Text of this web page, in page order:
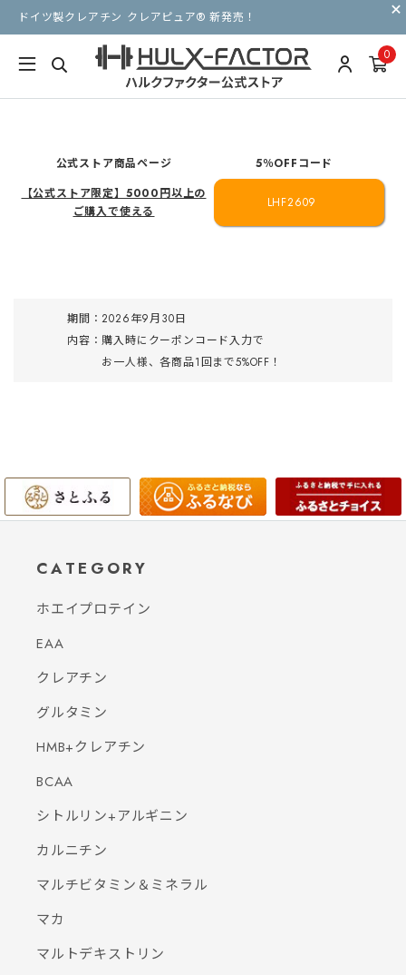
ドイツ製クレアチン クレアピュア® 新発売！
0
公式ストア商品ページ
5％OFFコード
【公式ストア限定】5000円以上の
ご購入で使える
LHF2609
期間：2026年9月30日
内容：購入時にクーポンコード入力で
お一人様、各商品1回まで5%OFF！
CATEGORY
ホエイプロテイン
EAA
クレアチン
グルタミン
HMB+クレアチン
BCAA
シトルリン+アルギニン
カルニチン
マルチビタミン＆ミネラル
マカ
マルトデキストリン